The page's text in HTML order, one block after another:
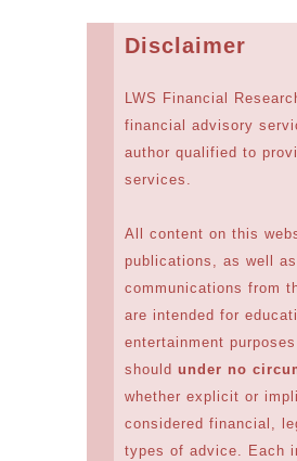
Disclaimer
LWS Financial
financial advisory
author qualified to
services.
All content on this
publications, as well as
communications from
are intended for
entertainment
should under no
whether explicit or
considered financial,
types of advice. Each